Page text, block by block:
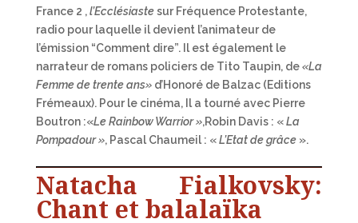
France 2 ,l’Ecclésiastesur Fréquence Protestante,
radio pour laquelle il devient l’animateur de
l’émission “Comment dire”. Il est également le
narrateur de romans policiers de Tito Taupin, de«La
Femme de trente ans» d’Honoré de Balzac (Editions
Frémeaux). Pour le cinéma, Il a tourné avec Pierre
Boutron :«Le Rainbow Warrior »,Robin Davis : «La
Pompadour », Pascal Chaumeil : «L’Etat de grâce ».
Natacha Fialkovsky:
Chant et balalaïka